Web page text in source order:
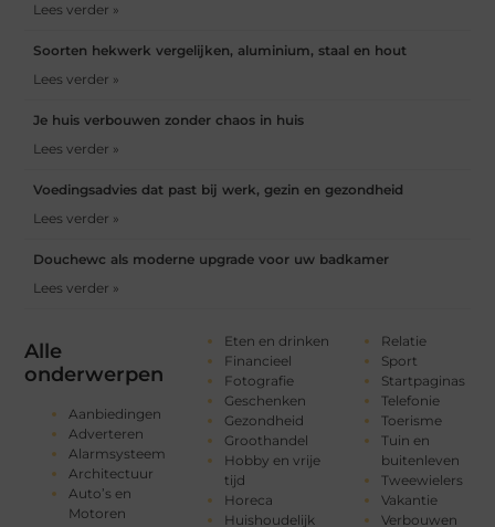
Alle
onderwerpen
Aanbiedingen
Adverteren
Alarmsysteem
Architectuur
Auto’s en
Motoren
Eten en drinken
Financieel
Fotografie
Geschenken
Gezondheid
Groothandel
Hobby en vrije
tijd
Horeca
Huishoudelijk
Relatie
Sport
Startpaginas
Telefonie
Toerisme
Tuin en
buitenleven
Tweewielers
Vakantie
Verbouwen
Lees verder »
Soorten hekwerk vergelijken, aluminium, staal en hout
Lees verder »
Je huis verbouwen zonder chaos in huis
Lees verder »
Voedingsadvies dat past bij werk, gezin en gezondheid
Lees verder »
Douchewc als moderne upgrade voor uw badkamer
Lees verder »